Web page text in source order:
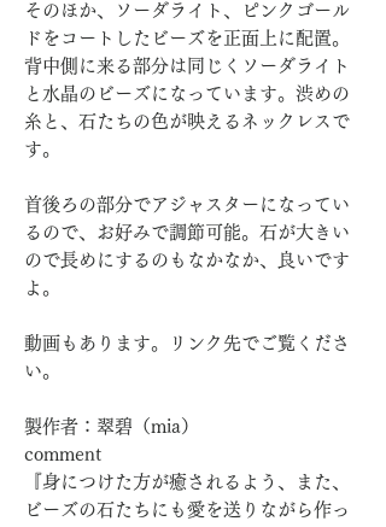
そのほか、ソーダライト、ピンクゴール
ドをコートしたビーズを正面上に配置。
背中側に来る部分は同じくソーダライト
と水晶のビーズになっています。渋めの
糸と、石たちの色が映えるネックレスで
す。
首後ろの部分でアジャスターになってい
るので、お好みで調節可能。石が大きい
ので長めにするのもなかなか、良いです
よ。
動画もあります。リンク先でご覧くださ
い。
製作者：翠碧（mia）
comment
『身につけた方が癒されるよう、また、
ビーズの石たちにも愛を送りながら作っ